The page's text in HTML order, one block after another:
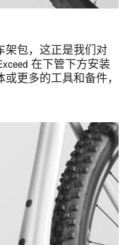
架包，这正是我们对
在下管下方安装
更多的工具和备件，